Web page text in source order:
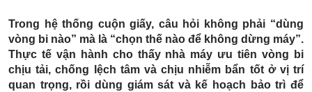
Trong hệ thống cuộn giấy, câu hỏi không phải “dùng
vòng bi nào” mà là “chọn thế nào để không dừng máy”.
Thực tế vận hành cho thấy nhà máy ưu tiên vòng bi
chịu tải, chống lệch tâm và chịu nhiễm bẩn tốt ở vị trí
quan trọng, rồi dùng giám sát và kế hoạch bảo trì để